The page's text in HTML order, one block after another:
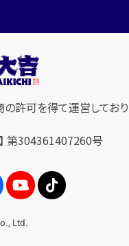
許可を得て運営しており
第304361407260号
Ltd.